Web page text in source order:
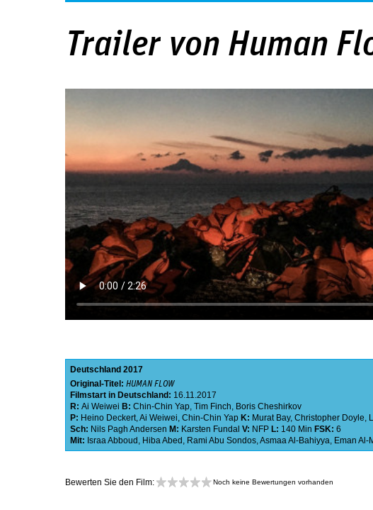
Trailer von Human
Deutschland 2017
Original-Titel: HUMAN FLOW
Filmstart in Deutschland: 16.11.2017
R: Ai Weiwei B: Chin-Chin Yap, Tim Finch, Boris Cheshirkov
P: Heino Deckert,Ai Weiwei, Chin-Chin Yap K: Murat Bay, Christopher Doyle,
Sch: Nils Pagh Andersen M: Karsten Fundal V: NFP L: 140 Min FSK: 6
Mit: Israa Abboud , Hiba Abed , Rami Abu Sondos,Asmaa Al-Bahiyya, Eman Al-
Bewerten Sie den Film: Noch keine Bewertungen vorhanden